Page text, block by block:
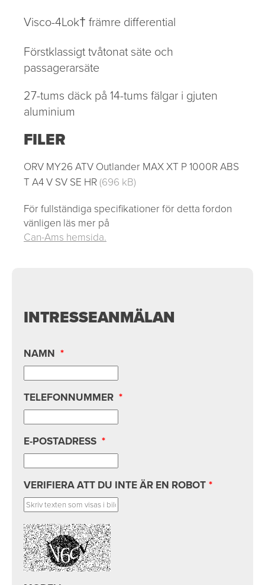
Visco-4Lok† främre differential
Förstklassigt tvåtonat säte och
passagerarsäte
27-tums däck på 14-tums fälgar i gjuten
aluminium
FILER
ORV MY26 ATV Outlander MAX XT P 1000R ABS
T A4 V SV SE HR(696 kB)
För fullständiga specifikationer för detta fordon
vänligen läs mer på
Can-Ams hemsida.
INTRESSEANMÄLAN
NAMN *
TELEFONNUMMER *
E-POSTADRESS *
VERIFIERA ATT DU INTE ÄR EN ROBOT*